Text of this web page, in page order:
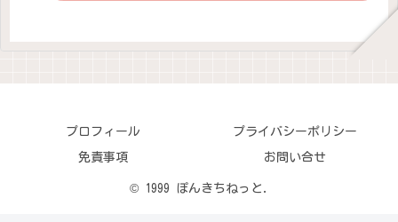
プロフィール プライバシーポリシー
免責事項 お問い合せ
© 1999 ぽんきちねっと.